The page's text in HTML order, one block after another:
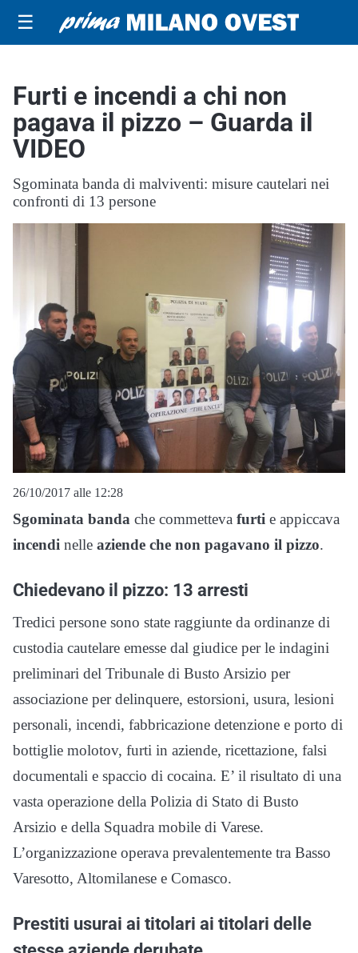
☰
Furti e incendi a chi non
pagava il pizzo – Guarda il
VIDEO
Sgominata banda di malviventi: misure cautelari nei
confronti di 13 persone
26/10/2017 alle 12:28
Sgominata banda che commetteva furti e appiccava
incendi nelle aziende che non pagavano il pizzo.
Chiedevano il pizzo: 13 arresti
Tredici persone sono state raggiunte da ordinanze di
custodia cautelare emesse dal giudice per le indagini
preliminari del Tribunale di Busto Arsizio per
associazione per delinquere, estorsioni, usura, lesioni
personali, incendi, fabbricazione detenzione e porto di
bottiglie molotov, furti in aziende, ricettazione, falsi
documentali e spaccio di cocaina. E’ il risultato di una
vasta operazione della Polizia di Stato di Busto
Arsizio e della Squadra mobile di Varese.
L’organizzazione operava prevalentemente tra Basso
Varesotto, Altomilanese e Comasco.
Prestiti usurai ai titolari ai titolari delle